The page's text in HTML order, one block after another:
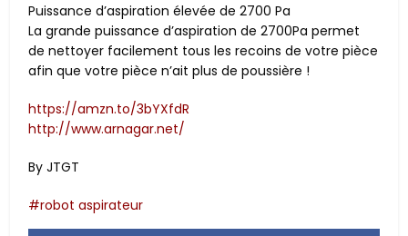
Puissance d’aspiration élevée de 2700 Pa
La grande puissance d’aspiration de 2700Pa permet
de nettoyer facilement tous les recoins de votre pièce
afin que votre pièce n’ait plus de poussière !
https://amzn.to/3bYXfdR
http://www.arnagar.net/
By JTGT
robot aspirateur